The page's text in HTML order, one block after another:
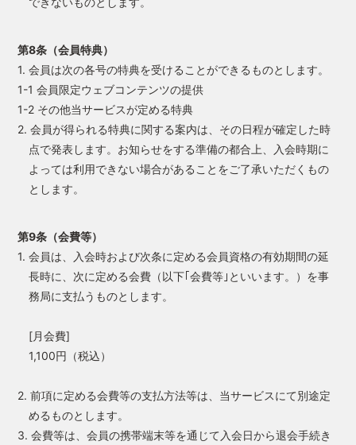
第8条（会員特典）
1. 会員は次の各号の特典を受けることができるものとします。
1-1 会員限定ウェブコンテンツの提供
1-2 その他当サービスが定める特典
2. 会員が得られる特典に関する案内は、その日程が確定した時
点で発表します。お知らせをする準備の都合上、入会時期に
よっては利用できない場合があることをご了承いただくもの
とします。
第9条（会費等）
1. 会員は、入会時および次条に定める会員資格の有効期間の延
長時に、次に定める会費（以下｢会費等｣といいます。）を事
務局に支払うものとします。
[月会費]
1,100円（税込）
2. 前項に定める会費等の支払方法等は、当サービスにて別途定
めるものとします。
3. 会費等は、会員の携帯端末等を通じて入会日から退会手続き